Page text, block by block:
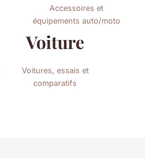
Accessoires et
équipements auto/moto
Voiture
Voitures, essais et
comparatifs